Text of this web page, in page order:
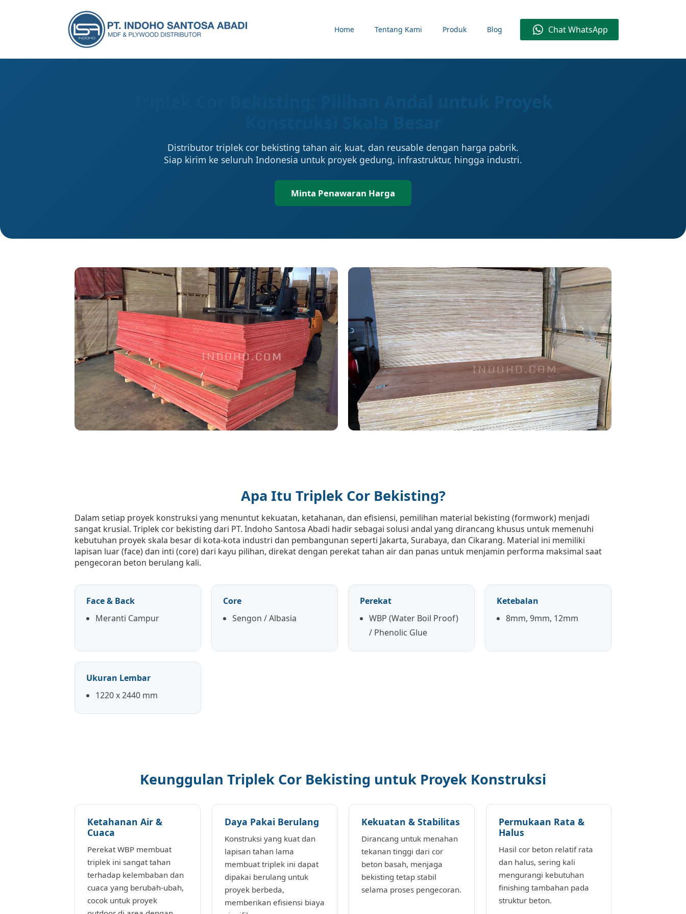
Home Tentang Kami Produk Blog Chat WhatsApp
Distributor triplek cor bekisting tahan air, kuat, dan reusable dengan harga pabrik.
Siap kirim ke seluruh Indonesia untuk proyek gedung, infrastruktur, hingga industri.
Minta Penawaran Harga
Apa Itu Triplek Cor Bekisting?
Dalam setiap proyek konstruksi yang menuntut kekuatan, ketahanan, dan efisiensi, pemilihan material bekisting (formwork) menjadi
sangat krusial. Triplek cor bekisting dari PT. Indoho Santosa Abadi hadir sebagai solusi andal yang dirancang khusus untuk memenuhi
kebutuhan proyek skala besar di kota-kota industri dan pembangunan seperti Jakarta, Surabaya, dan Cikarang. Material ini memiliki
lapisan luar (face) dan inti (core) dari kayu pilihan, direkat dengan perekat tahan air dan panas untuk menjamin performa maksimal saat
pengecoran beton berulang kali.
Face & Back
Meranti Campur
Core
Sengon / Albasia
Perekat
WBP (Water Boil Proof)
/ Phenolic Glue
Ketebalan
8mm, 9mm, 12mm
Ukuran Lembar
1220 x 2440 mm
Keunggulan Triplek Cor Bekisting untuk Proyek Konstruksi
Ketahanan Air &
Cuaca
Perekat WBP membuat
triplek ini sangat tahan
terhadap kelembaban dan
cuaca yang berubah-ubah,
cocok untuk proyek
Daya Pakai Berulang
Konstruksi yang kuat dan
lapisan tahan lama
membuat triplek ini dapat
dipakai berulang untuk
proyek berbeda,
memberikan efisiensi biaya
Kekuatan & Stabilitas
Dirancang untuk menahan
tekanan tinggi dari cor
beton basah, menjaga
bekisting tetap stabil
selama proses pengecoran.
Permukaan Rata &
Halus
Hasil cor beton relatif rata
dan halus, sering kali
mengurangi kebutuhan
finishing tambahan pada
struktur beton.